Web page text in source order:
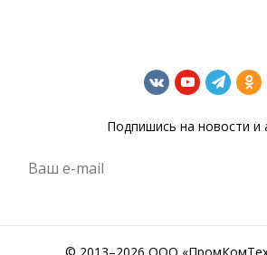
Подпишись на новости и
Ваш e-mail